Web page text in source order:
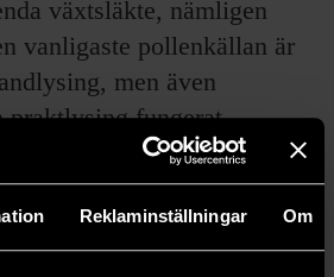
Reklaminställningar Om
växtsläkte, nämligen
vanligaste pollenkällan är
men även
praktlysing fungerat
att ha några rejäla bestånd
i sin trädgård kan man
av lysingbiet.
passar en glest